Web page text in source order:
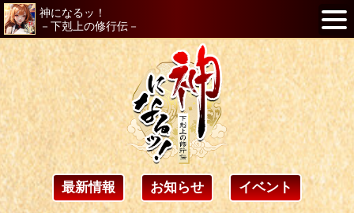
神になるッ！
－下剋上の修行伝－
最新情報 お知らせ イベント